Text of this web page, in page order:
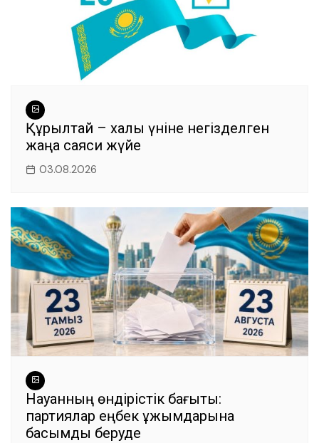
Құрылтай – халық үніне негізделген
жаңа саяси жүйе
03.08.2026
Науқанның өндірістік бағыты:
партиялар еңбек ұжымдарына
басымдық беруде